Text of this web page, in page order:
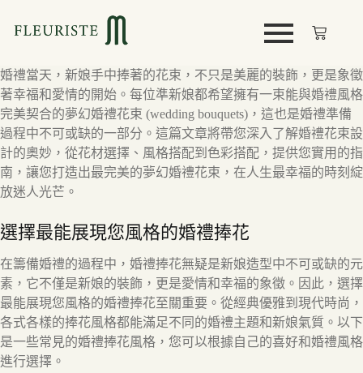
婚禮當天，新娘手中捧著的花束，不只是美麗的裝飾，更是象徵
著幸福和愛情的開始。每位準新娘都希望擁有一束能與婚禮風格
完美契合的夢幻婚禮花束 (wedding bouquets)，這也是婚禮準備
過程中不可或缺的一部分。這篇文章將帶您深入了解婚禮花束設
計的奧妙，從花材選擇、風格搭配到色彩搭配，提供您實用的指
南，讓您打造出最完美的夢幻婚禮花束，在人生最幸福的時刻綻
放迷人光芒。
選擇最能展現您風格的婚禮捧花
在籌備婚禮的過程中，婚禮捧花無疑是新娘造型中不可或缺的元
素，它不僅是新娘的裝飾，更是愛情和幸福的象徵。因此，選擇
最能展現您風格的婚禮捧花至關重要。從經典優雅到現代時尚，
各式各樣的捧花風格都能滿足不同的婚禮主題和新娘氣質。以下
是一些常見的婚禮捧花風格，您可以根據自己的喜好和婚禮風格
進行選擇。